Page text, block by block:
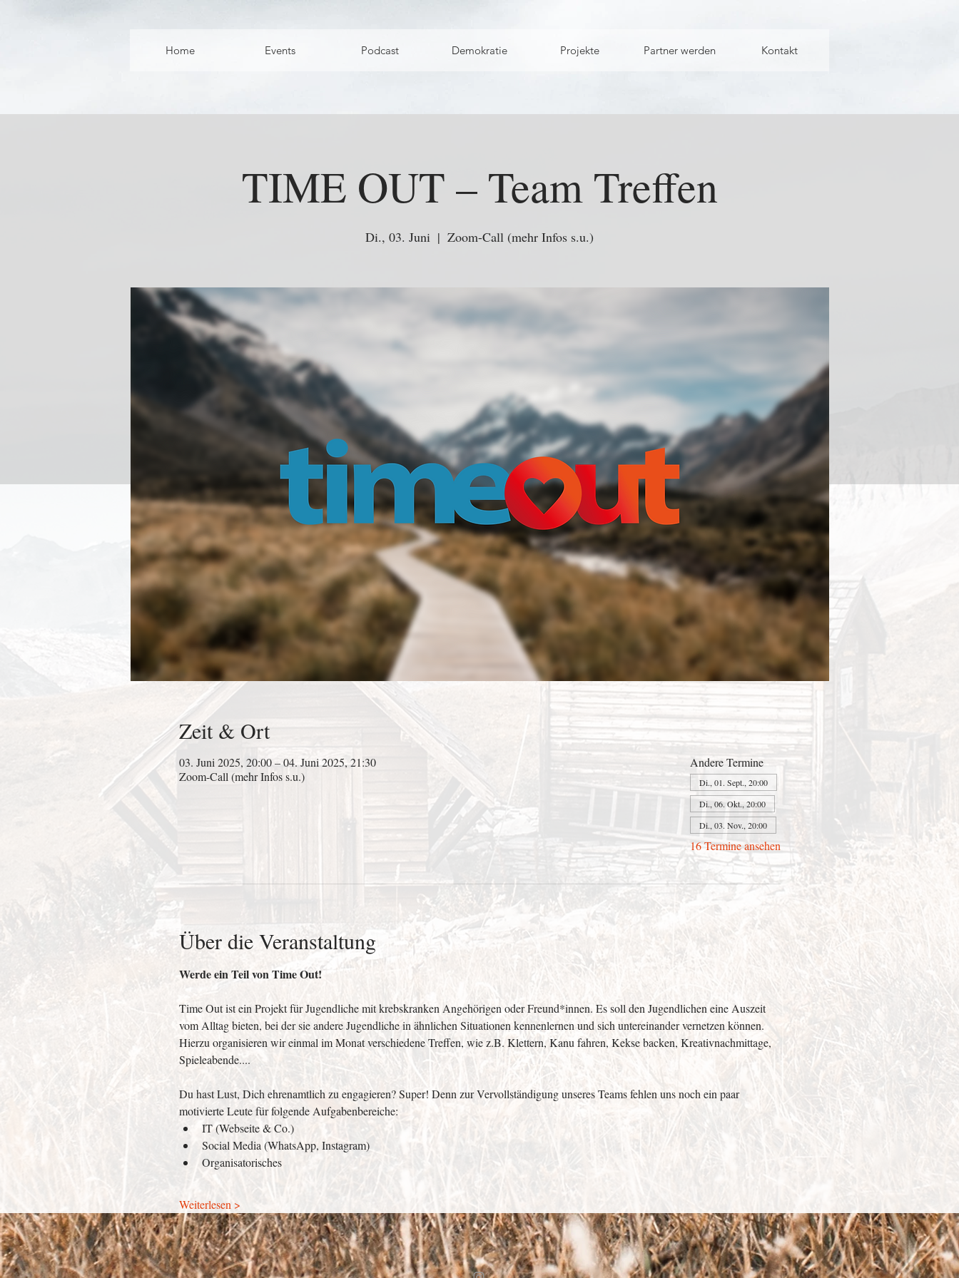
Home Events Podcast Demokratie Projekte Partner werden Kontakt
TIME OUT – Team Treffen
Di., 03. Juni
  |
Zoom-Call (mehr Infos s.u.)
Zeit & Ort
03. Juni 2025, 20:00 – 04. Juni 2025, 21:30
Zoom-Call (mehr Infos s.u.)
Andere Termine
Di., 01. Sept., 20:00
Di., 06. Okt., 20:00
Di., 03. Nov., 20:00
16 Termine ansehen
Über die Veranstaltung
Werde ein Teil von Time Out!
Time Out ist ein Projekt für Jugendliche mit krebskranken Angehörigen oder Freund*innen. Es soll den Jugendlichen eine Auszeit
vom Alltag bieten, bei der sie andere Jugendliche in ähnlichen Situationen kennenlernen und sich untereinander vernetzen können.
Hierzu organisieren wir einmal im Monat verschiedene Treffen, wie z.B. Klettern, Kanu fahren, Kekse backen, Kreativnachmittage,
Spieleabende....
Du hast Lust, Dich ehrenamtlich zu engagieren? Super! Denn zur Vervollständigung unseres Teams fehlen uns noch ein paar
motivierte Leute für folgende Aufgabenbereiche:
IT (Webseite & Co.)
Social Media (WhatsApp, Instagram)
Organisatorisches
Weiterlesen >